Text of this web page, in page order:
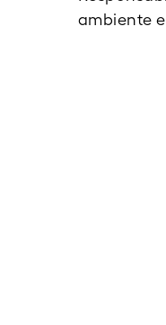
ambiente